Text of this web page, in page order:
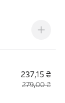
237,15 ₴
279,00 ₴